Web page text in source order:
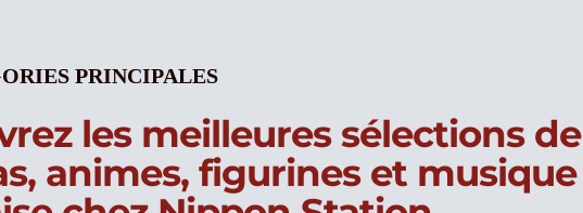
PRINCIPALES
les meilleures sélections de
animes, figurines et musique